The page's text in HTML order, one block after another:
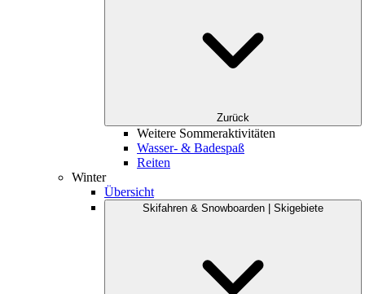
Zurück
Weitere Sommeraktivitäten
Wasser- & Badespaß
Reiten
Winter
Übersicht
Skifahren & Snowboarden | Skigebiete